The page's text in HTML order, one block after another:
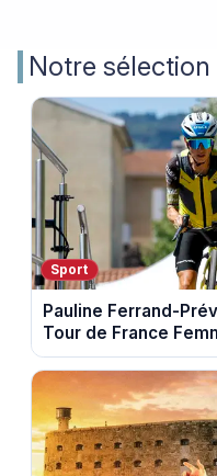
Notre
Sport
Pauline Ferrand-
Tour de France
étape